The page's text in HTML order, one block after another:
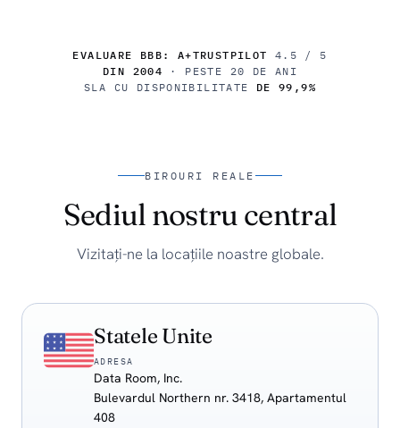
EVALUARE BBB: A+TRUSTPILOT 4.5 / 5
DIN 2004 · PESTE 20 DE ANI
SLA CU DISPONIBILITATE DE 99,9%
BIROURI REALE
Sediul nostru central
Vizitați-ne la locațiile noastre globale.
Statele Unite
ADRESA
Data Room, Inc.
Bulevardul Northern nr. 3418, Apartamentul
408